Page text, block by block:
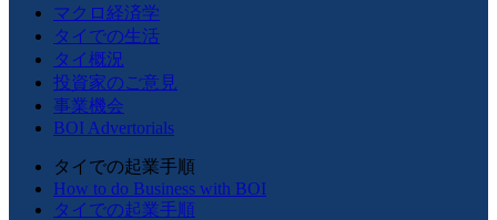
マクロ経済学
タイでの生活
タイ概況
投資家のご意見
事業機会
BOI Advertorials
タイでの起業手順
How to do Business with BOI
タイでの起業手順